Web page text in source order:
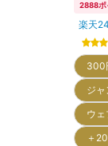
2888ポ
楽天
300
ジ
ウ
＋